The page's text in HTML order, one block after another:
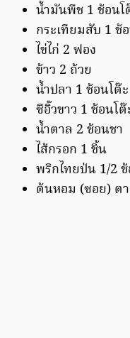
น้ำมันพืช 1 ช้อนโ
กระเทียมสับ 1 ช้
ไข่ไก่ 2 ฟอง
ข้าว 2 ถ้วย
น้ำปลา 1 ช้อนโต๊ะ
ซีอิ๊วขาว 1 ช้อนโต๊
น้ำตาล 2 ช้อนชา
ไส้กรอก 1 ชิ้น
พริกไทยป่น 1/2
ต้นหอม (ซอย) ต